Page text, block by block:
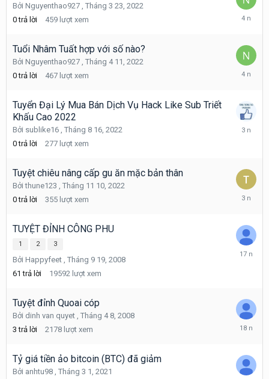
Bởi Nguyenthao927 , Tháng 3 23, 2022
0 trả lời 459 lượt xem
Tháng
2022
Tuổi Nhâm Tuất hợp với số nào?
Bởi Nguyenthao927 , Tháng 4 11, 2022
0 trả lời 467 lượt xem
Tháng
2022
Tuyển Đại Lý Mua Bán Dịch Vụ Hack Like Sub Triết
Khấu Cao 2022
Bởi sublike16 , Tháng 8 16, 2022
0 trả lời 277 lượt xem
Tháng
Tuyệt chiêu nâng cấp gu ăn mặc bản thân
Bởithune123 , Tháng 11 10, 2022
0 trả lời 355 lượt xem
Tháng
2022
TUYỆT ĐỈNH CÔNG PHU
1 2 3
Bởi Happyfeet , Tháng 9 19, 2008
61 trả lời 19592 lượt xem
Tháng
Tuyệt đỉnh Quoai cóp
Bởi dinh van quyet , Tháng 4 8, 2008
3 trả lời 2178 lượt xem
Tháng
2008
Tỷ giá tiền ảo bitcoin (BTC) đã giảm
Bởi anhtu98 , Tháng 3 1, 2021